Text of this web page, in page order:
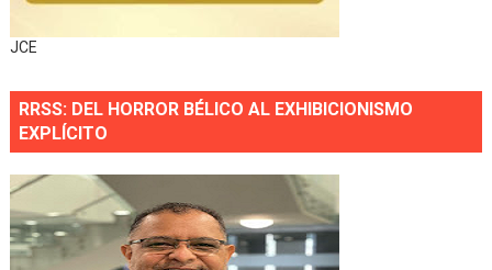
JCE
RRSS: DEL HORROR BÉLICO AL EXHIBICIONISMO
EXPLÍCITO